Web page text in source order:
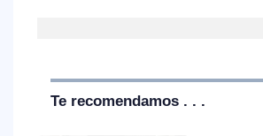
Te recomendamos . . .